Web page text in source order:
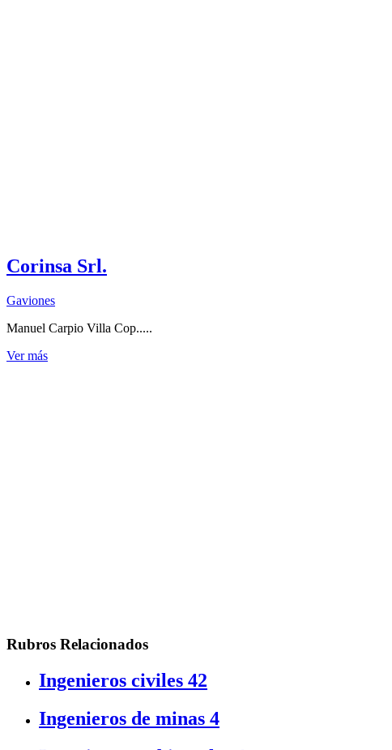
Corinsa Srl.
Gaviones
Manuel Carpio Villa Cop.....
Ver más
Rubros Relacionados
Ingenieros civiles 42
Ingenieros de minas 4